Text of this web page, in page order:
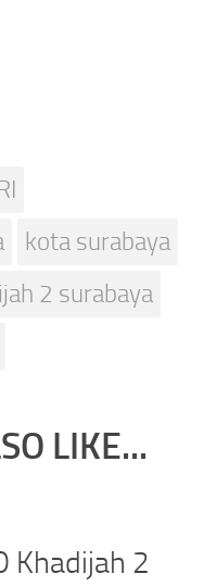
kota surabaya
2 surabaya
LIKE...
Khadijah 2